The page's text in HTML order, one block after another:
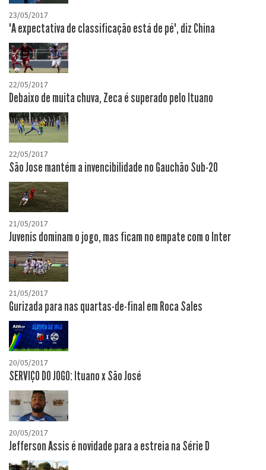
23/05/2017
"A expectativa de classificação está de pé", diz China
22/05/2017
Debaixo de muita chuva, Zeca é superado pelo Ituano
22/05/2017
São Jose mantém a invencibilidade no Gauchão Sub-20
21/05/2017
Juvenis dominam o jogo, mas ficam no empate com o Inter
21/05/2017
Gurizada para nas quartas-de-final em Roca Sales
20/05/2017
SERVIÇO DO JOGO: Ituano x São José
20/05/2017
Jefferson Assis é novidade para a estreia na Série D